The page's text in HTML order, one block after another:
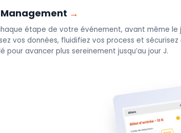
étape de votre événement, avant même le
vos données, fluidifiez vos process et sécurisez
pour avancer plus sereinement jusqu’au jour J.